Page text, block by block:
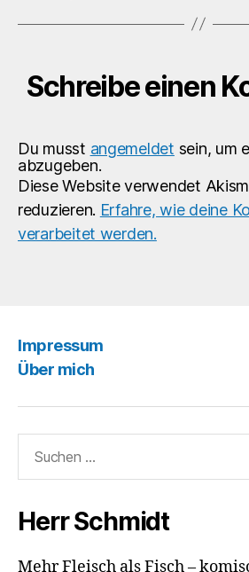
Schreibe einen
Du musst angemeldet sein, um
abzugeben.
Diese Website verwendet
reduzieren. Erfahre, wie deine
verarbeitet werden.
Impressum
Über mich
nach:
Herr Schmidt
Mehr Fleisch als Fisch –